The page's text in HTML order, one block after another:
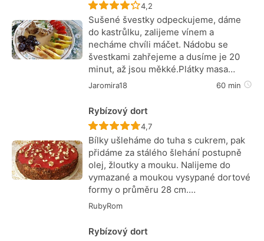
Recept ještě nebyl hodnocen
4,2
Sušené švestky odpeckujeme, dáme
do kastrůlku, zalijeme vínem a
necháme chvíli máčet. Nádobu se
švestkami zahřejeme a dusíme je 20
minut, až jsou měkké.Plátky masa…
Jaromira18 60 min
Rybízový dort
Recept ještě nebyl hodnocen
4,7
Bílky ušleháme do tuha s cukrem, pak
přidáme za stálého šlehání postupně
olej, žloutky a mouku. Nalijeme do
vymazané a moukou vysypané dortové
formy o průměru 28 cm.…
RubyRom
Rybízový dort